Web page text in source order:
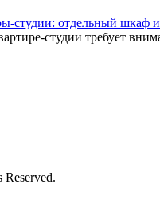
студии требует